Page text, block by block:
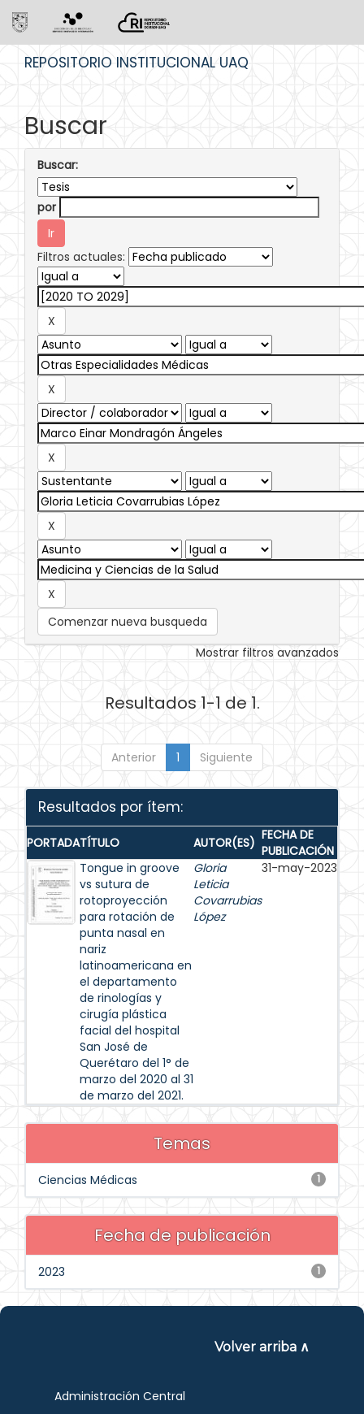
REPOSITORIO INSTITUCIONAL UAQ
Buscar
Buscar:
por
Filtros actuales:
Comenzar nueva busqueda
Mostrar filtros avanzados
Resultados 1-1 de 1.
Anterior 1 Siguiente
Resultados por ítem:
PORTADATÍTULO AUTOR(ES) FECHA DE
PUBLICACIÓN
Tongue in groove
vs sutura de
rotoproyección
para rotación de
punta nasal en
nariz
latinoamericana en
el departamento
de rinologías y
cirugía plástica
facial del hospital
San José de
Querétaro del 1° de
marzo del 2020 al 31
de marzo del 2021.
Gloria
Leticia
Covarrubias
López
31-may-2023
Temas
1
Ciencias Médicas
Fecha de publicación
1
2023
Volver arriba ∧
Administración Central